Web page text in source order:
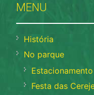
MENU
História
No parque
Estacionamento
Festa das